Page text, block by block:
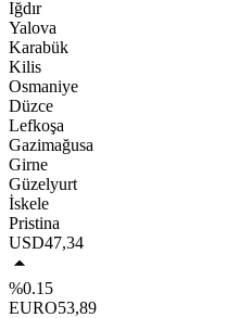
Iğdır
Yalova
Karabük
Kilis
Osmaniye
Düzce
Lefkoşa
Gazimağusa
Girne
Güzelyurt
İskele
Pristina
USD47,34
%0.15
EURO53,89